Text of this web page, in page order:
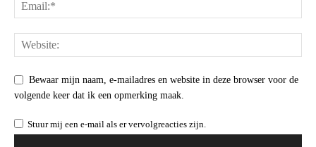
Bewaar mijn naam, e-mailadres en website in deze browser voor de
volgende keer dat ik een opmerking maak.
Stuur mij een e-mail als er vervolgreacties zijn.